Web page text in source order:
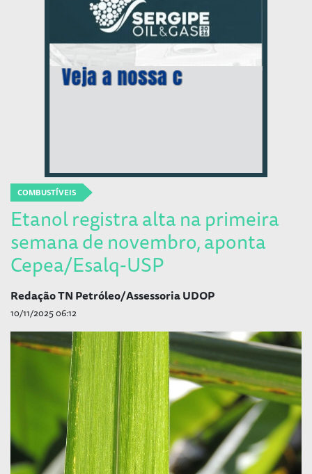
COMBUSTÍVEIS
Etanol registra alta na primeira
semana de novembro, aponta
Cepea/Esalq-USP
Redação TN Petróleo/Assessoria UDOP
10/11/2025 06:12